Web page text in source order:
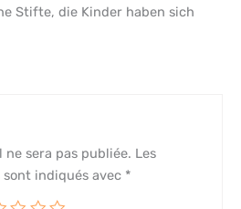
Stifte, die Kinder haben sich
sera pas publiée. Les
indiqués avec *